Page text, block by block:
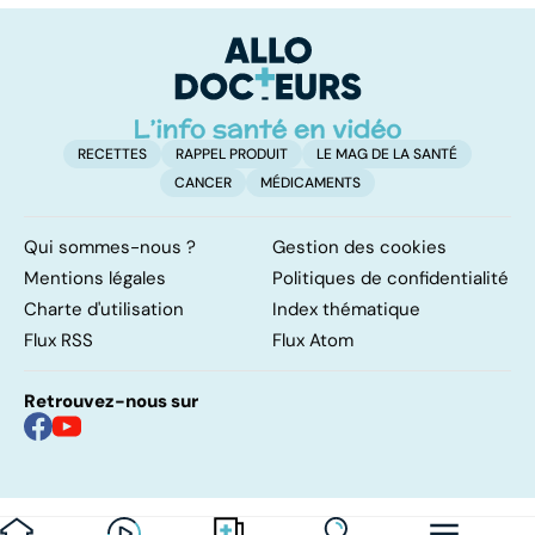
involontaires
RECETTES RAPPEL PRODUIT
LE MAG DE LA SANTÉ
CANCER
MÉDICAMENTS
Qui sommes-nous ?
Gestion des cookies
Mentions légales
Politiques de confidentialité
Charte d'utilisation
Index thématique
Flux RSS
Flux Atom
Retrouvez-nous sur